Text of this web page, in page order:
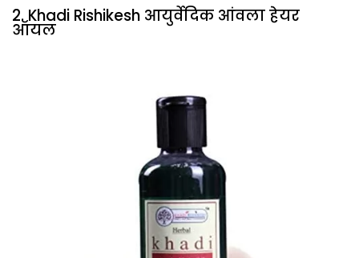
2. Khadi Rishikesh आयुर्वेदिक आंवला हेयर
ऑयल